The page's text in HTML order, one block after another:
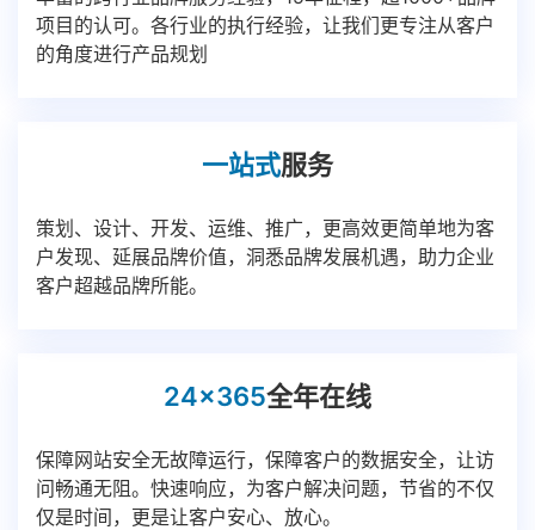
项目的认可。各行业的执行经验，让我们更专注从客户
的角度进行产品规划
一站式服务
策划、设计、开发、运维、推广，更高效更简单地为客
户发现、延展品牌价值，洞悉品牌发展机遇，助力企业
客户超越品牌所能。
24x365全年在线
保障网站安全无故障运行，保障客户的数据安全，让访
问畅通无阻。快速响应，为客户解决问题，节省的不仅
仅是时间，更是让客户安心、放心。